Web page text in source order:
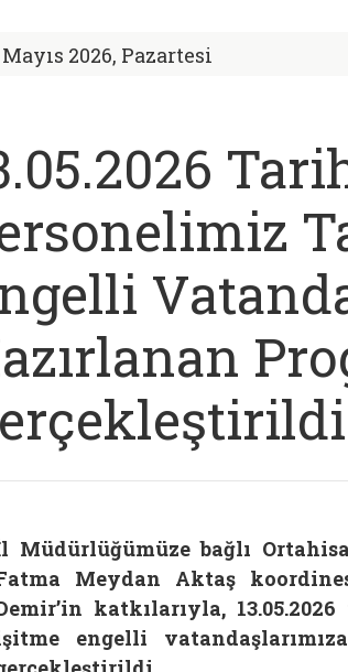
Mayıs 2026, Pazartesi
Müdürlüğümüze bağlı
Meydan Aktaş
katkılarıyla,
engelli